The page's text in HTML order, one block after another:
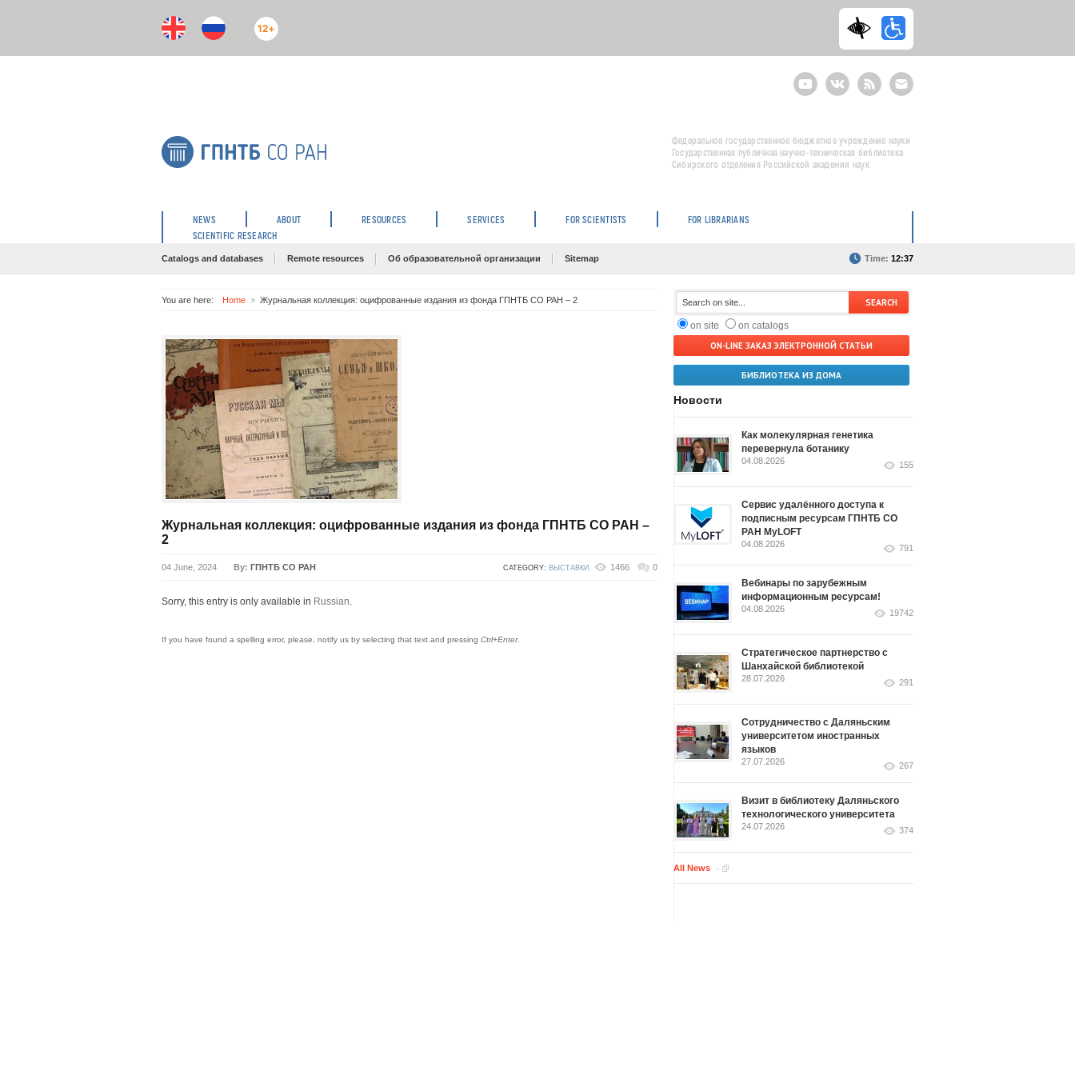
12+
YoutubeВКонтактеRSS
E-
mail
подписка
Федеральное государственное бюджетное учреждение науки
Государственная публичная научно-техническая библиотека
Сибирского отделения Российской академии наук
NEWS ABOUT RESOURCES SERVICES FOR SCIENTISTS
FOR LIBRARIANS
SCIENTIFIC RESEARCH
Catalogs and databases Remote resources Об образовательной организации Sitemap Time: 12:37
You are here: Home Журнальная коллекция: оцифрованные издания из фонда ГПНТБ СО РАН – 2
Журнальная коллекция: оцифрованные издания из фонда ГПНТБ СО РАН –
2
04 June, 2024 By: ГПНТБ СО РАН CATEGORY: ВЫСТАВКИ 1466 0
Sorry, this entry is only available in Russian.
If you have found a spelling error, please, notify us by selecting that text and pressing Ctrl+Enter.
on site
on catalogs
ON-LINE ЗАКАЗ ЭЛЕКТРОННОЙ СТАТЬИ
БИБЛИОТЕКА ИЗ ДОМА
Новости
Как молекулярная генетика
перевернула ботанику
04.08.2026 155
Сервис удалённого доступа к
подписным ресурсам ГПНТБ СО
РАН MyLOFT
04.08.2026 791
Вебинары по зарубежным
информационным ресурсам!
04.08.2026 19742
Стратегическое партнерство с
Шанхайской библиотекой
28.07.2026 291
Сотрудничество с Даляньским
университетом иностранных
языков
27.07.2026 267
Визит в библиотеку Даляньского
технологического университета
24.07.2026 374
All News